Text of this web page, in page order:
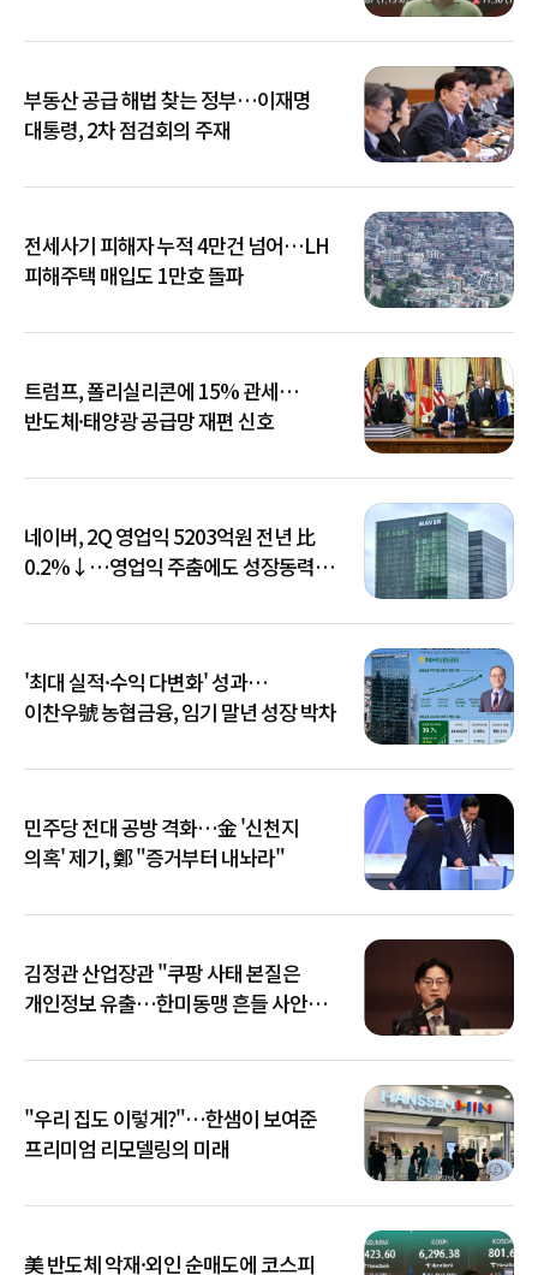
부동산 공급 해법 찾는 정부…이재명
대통령, 2차 점검회의 주재
전세사기 피해자 누적 4만건 넘어…LH
피해주택 매입도 1만호 돌파
트럼프, 폴리실리콘에 15% 관세…
반도체·태양광 공급망 재편 신호
네이버, 2Q 영업익 5203억원 전년 比
0.2%↓…영업익 주춤에도 성장동력
'최대 실적·수익 다변화' 성과…
이찬우號 농협금융, 임기 말년 성장 박차
민주당 전대 공방 격화…金 '신천지
의혹' 제기, 鄭 "증거부터 내놔라"
김정관 산업장관 "쿠팡 사태 본질은
개인정보 유출…한미동맹 흔들 사안
"우리 집도 이렇게?"…한샘이 보여준
프리미엄 리모델링의 미래
美 반도체 악재·외인 순매도에 코스피